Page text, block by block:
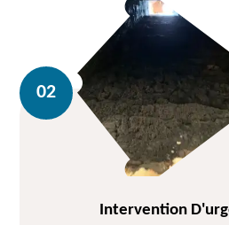
Intervention